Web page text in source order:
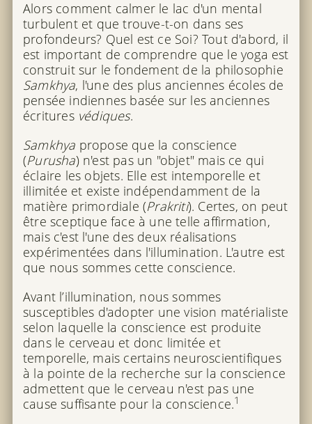
Alors comment calmer le lac d'un mental
turbulent et que trouve-t-on dans ses
profondeurs? Quel est ce Soi? Tout d'abord, il
est important de comprendre que le yoga est
construit sur le fondement de la philosophie
Samkhya, l'une des plus anciennes écoles de
pensée indiennes basée sur les anciennes
écritures védiques.
Samkhya propose que la conscience
(Purusha) n'est pas un "objet" mais ce qui
éclaire les objets. Elle est intemporelle et
illimitée et existe indépendamment de la
matière primordiale (Prakriti). Certes, on peut
être sceptique face à une telle affirmation,
mais c'est l'une des deux réalisations
expérimentées dans l'illumination. L'autre est
que nous sommes cette conscience.
Avant l’illumination, nous sommes
susceptibles d'adopter une vision matérialiste
selon laquelle la conscience est produite
dans le cerveau et donc limitée et
temporelle, mais certains neuroscientifiques
à la pointe de la recherche sur la conscience
admettent que le cerveau n'est pas une
cause suffisante pour la conscience.1